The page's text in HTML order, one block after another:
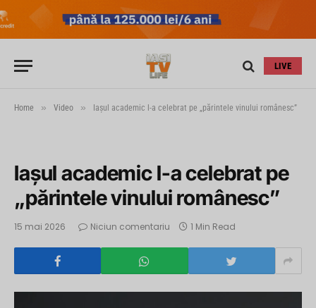
LIVE
Home » Video » Iaşul academic l-a celebrat pe „părintele vinului românesc”
Iaşul academic l-a celebrat pe
„părintele vinului românesc”
15 mai 2026 Niciun comentariu 1 Min Read